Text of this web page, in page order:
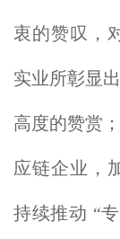
衷的赞叹，
实业所彰显
高度的赞赏
应链企业，
持续推动 “